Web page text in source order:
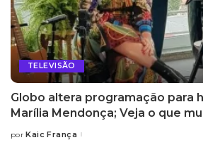
TELEVISÃO
Globo altera programação para
Marília Mendonça; Veja o que
Posted
por Kaic França